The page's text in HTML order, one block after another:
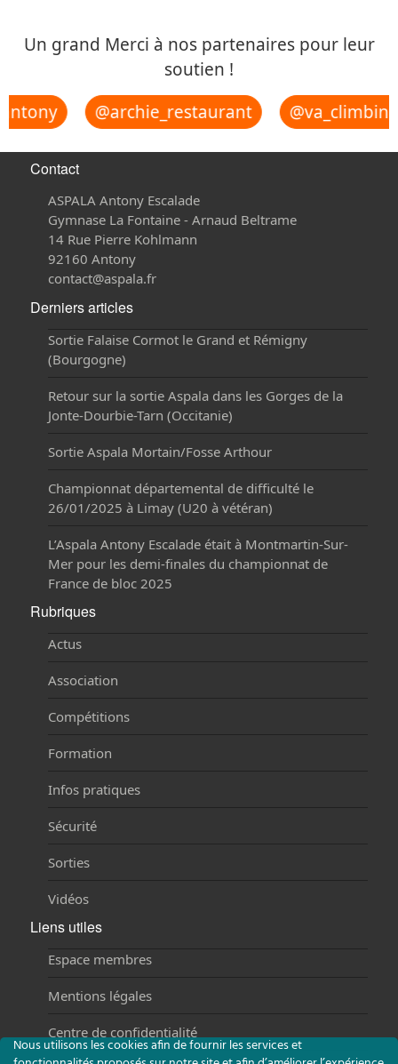
Un grand Merci à nos partenaires pour leur
soutien !
@archie_restaurant
Contact
ASPALA Antony Escalade
Gymnase La Fontaine - Arnaud Beltrame
14 Rue Pierre Kohlmann
92160 Antony
contact@aspala.fr
Derniers articles
Sortie Falaise Cormot le Grand et Rémigny
(Bourgogne)
Retour sur la sortie Aspala dans les Gorges de la
Jonte-Dourbie-Tarn (Occitanie)
Sortie Aspala Mortain/Fosse Arthour
Championnat départemental de difficulté le
26/01/2025 à Limay (U20 à vétéran)
L’Aspala Antony Escalade était à Montmartin-Sur-
Mer pour les demi-finales du championnat de
France de bloc 2025
Rubriques
Actus
Association
Compétitions
Formation
Infos pratiques
Sécurité
Sorties
Vidéos
Liens utiles
Espace membres
Mentions légales
Centre de confidentialité
Nous utilisons les cookies afin de fournir les services et